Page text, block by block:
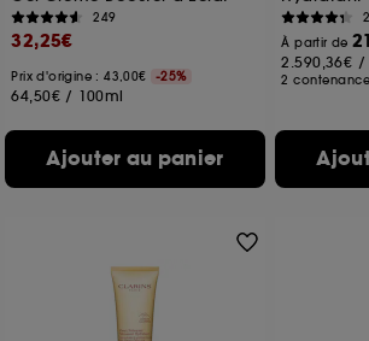
249
32,25€
Prix d'origine : 43,00€ -25%
64,50€ / 100ml
Ajouter au panier
À partir de
2.590,36€ /
2